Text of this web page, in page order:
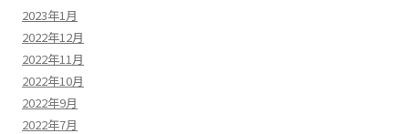
2023年1月
2022年12月
2022年11月
2022年10月
2022年9月
2022年7月